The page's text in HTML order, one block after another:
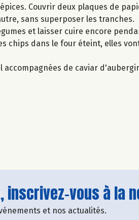
Couvrir deux plaques de
sans superposer les tranches.
et laisser cuire encore
chips dans le four éteint, elles
de caviar
inscrivez-vous à la
et nos actualités.